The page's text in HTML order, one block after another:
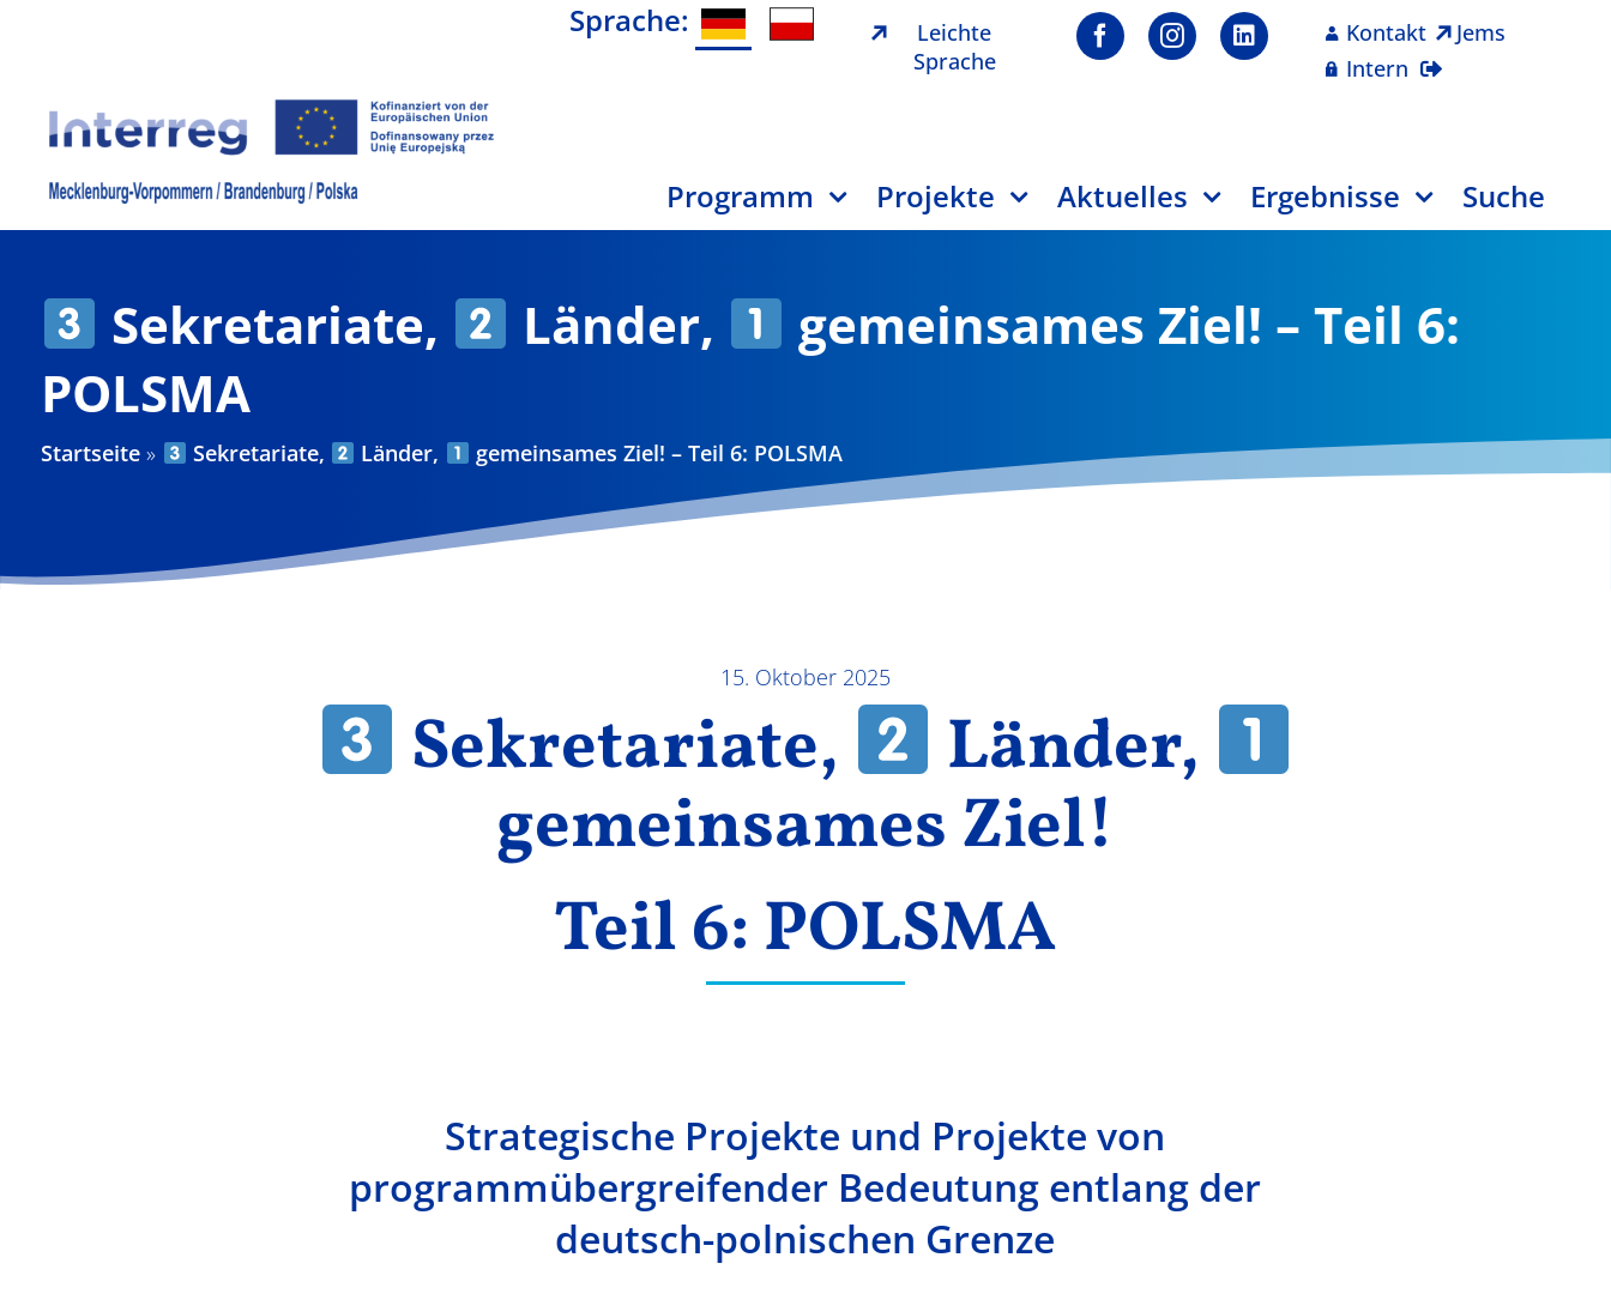
Sprache:
Leichte
Sprache
Kontakt
Jems
Intern
Programm Projekte Aktuelles Ergebnisse Suche
Sekretariate, Länder,
gemeinsames Ziel! – Teil 6:
POLSMA
Startseite » Sekretariate, Länder, gemeinsames Ziel! – Teil 6: POLSMA
15. Oktober 2025
Sekretariate,
Länder,
gemeinsames Ziel!
Teil 6: POLSMA
Strategische Projekte und Projekte von
programmübergreifender Bedeutung entlang der
deutsch-polnischen Grenze